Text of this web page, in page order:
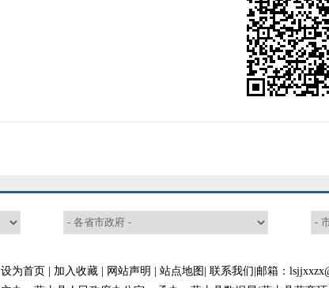
设为首页 加入收藏 网站声明 站点地图 联系我们 |邮箱：